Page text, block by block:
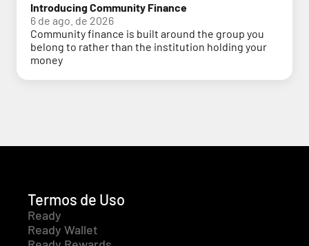
Introducing Community Finance
6 de ago. de 2026
Community finance is built around the group you
belong to rather than the institution holding your
money
Termos de Uso
Ready
Ready Wallet